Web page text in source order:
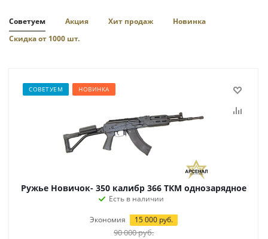
Советуем Акция Хит продаж
Новинка
Скидка от 1000 шт.
СОВЕТУЕМ НОВИНКА
Ружье Новичок- 350 калибр 366 ТКМ однозарядное
Есть в наличии
Экономия 15 000 руб.
90 000руб.